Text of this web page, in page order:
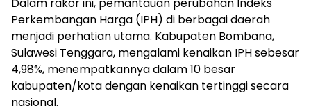
Perkembangan Harga (IPH) di berbagai daerah
menjadi perhatian utama. Kabupaten Bombana,
Sulawesi Tenggara, mengalami kenaikan IPH sebesar
4,98%, menempatkannya dalam 10 besar
kabupaten/kota dengan kenaikan tertinggi secara
nasional.